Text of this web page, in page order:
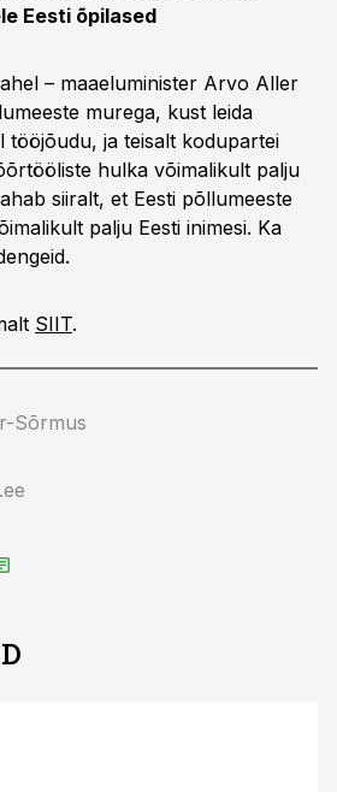
Eesti õpilased
– maaeluminister Arvo Aller
murega, kust leida
tööjõudu, ja teisalt kodupartei
hulka võimalikult palju
siiralt, et Eesti põllumeeste
palju Eesti inimesi. Ka
SIIT.
Sõrmus